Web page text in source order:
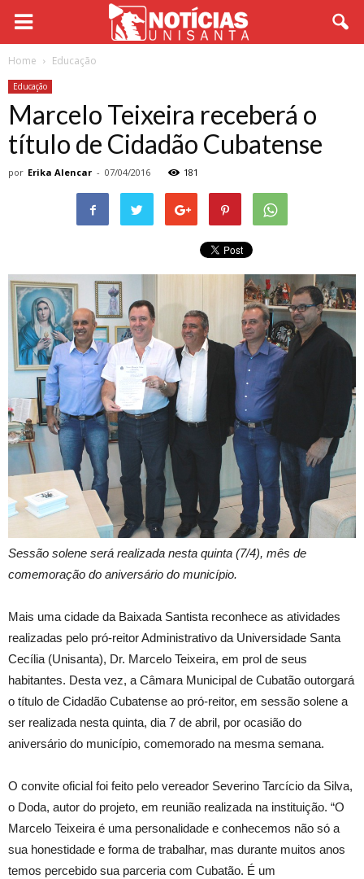
Home Educação
Educação
Marcelo Teixeira receberá o
título de Cidadão Cubatense
por Erika Alencar - 07/04/2016 181
Sessão solene será realizada nesta quinta (7/4), mês de
comemoração do aniversário do município.
Mais uma cidade da Baixada Santista reconhece as atividades
realizadas pelo pró-reitor Administrativo da Universidade Santa
Cecília (Unisanta), Dr. Marcelo Teixeira, em prol de seus
habitantes. Desta vez, a Câmara Municipal de Cubatão outorgará
o título de Cidadão Cubatense ao pró-reitor, em sessão solene a
ser realizada nesta quinta, dia 7 de abril, por ocasião do
aniversário do município, comemorado na mesma semana.
O convite oficial foi feito pelo vereador Severino Tarcício da Silva,
o Doda, autor do projeto, em reunião realizada na instituição. “O
Marcelo Teixeira é uma personalidade e conhecemos não só a
sua honestidade e forma de trabalhar, mas durante muitos anos
temos percebido sua parceria com Cubatão. É um